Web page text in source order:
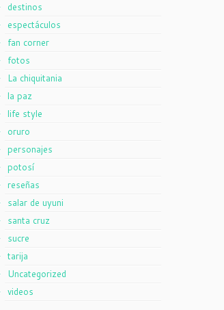
destinos
espectáculos
fan corner
fotos
La chiquitania
la paz
life style
oruro
personajes
potosí
reseñas
salar de uyuni
santa cruz
sucre
tarija
Uncategorized
videos